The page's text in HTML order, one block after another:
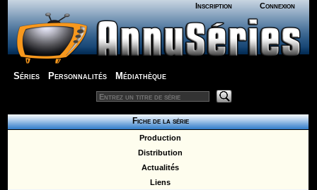
Inscription Connexion
Séries Personnalités Médiathèque
Fiche de la série
Production
Distribution
Actualités
Liens